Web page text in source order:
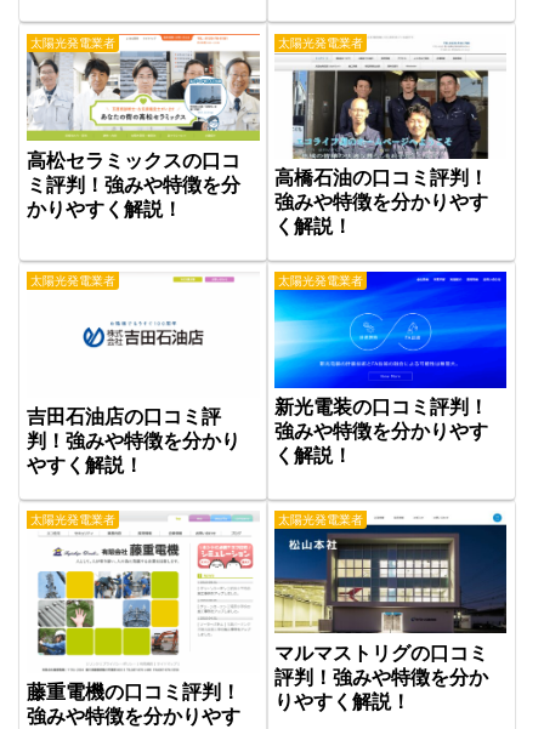
太陽光発電業者
高松セラミックスの口コ
ミ評判！強みや特徴を分
かりやすく解説！
太陽光発電業者
高橋石油の口コミ評判！
強みや特徴を分かりやす
く解説！
太陽光発電業者
吉田石油店の口コミ評
判！強みや特徴を分かり
やすく解説！
太陽光発電業者
新光電装の口コミ評判！
強みや特徴を分かりやす
く解説！
太陽光発電業者
藤重電機の口コミ評判！
強みや特徴を分かりやす
太陽光発電業者
マルマストリグの口コミ
評判！強みや特徴を分か
りやすく解説！